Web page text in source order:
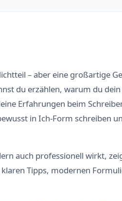
– aber eine großartige
du erzählen, warum du
Erfahrungen beim
in Ich-Form schreiben
auch professionell wirkt,
Tipps, modernen